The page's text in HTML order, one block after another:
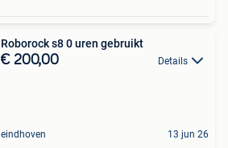
Roborock s8 0 uren gebruikt
€ 200,00 Details
eindhoven 13 jun 26